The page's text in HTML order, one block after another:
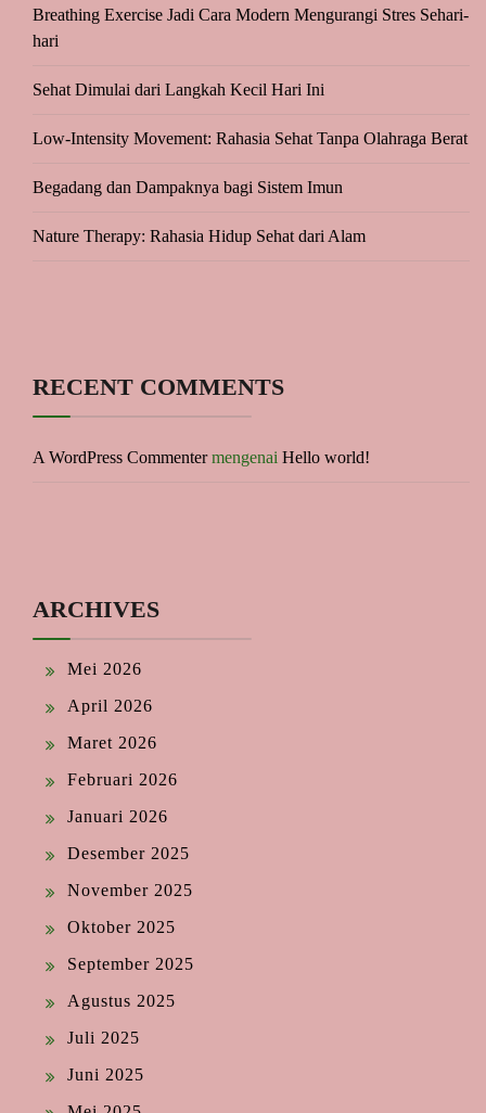
Breathing Exercise Jadi Cara Modern Mengurangi Stres Sehari-
hari
Sehat Dimulai dari Langkah Kecil Hari Ini
Low-Intensity Movement: Rahasia Sehat Tanpa Olahraga Berat
Begadang dan Dampaknya bagi Sistem Imun
Nature Therapy: Rahasia Hidup Sehat dari Alam
RECENT COMMENTS
A WordPress Commentermengenai Hello world!
ARCHIVES
Mei 2026
April 2026
Maret 2026
Februari 2026
Januari 2026
Desember 2025
November 2025
Oktober 2025
September 2025
Agustus 2025
Juli 2025
Juni 2025